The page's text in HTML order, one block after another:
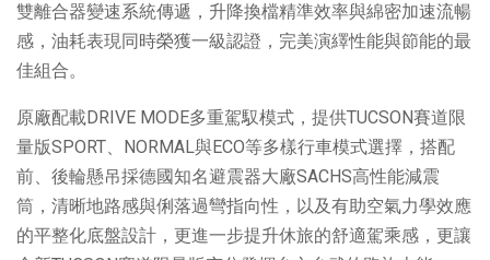
雙離合器變速系統傳遞，升降換檔精準效率與綿密加速流暢
感，油耗表現同時榮獲一級認證，完美演繹性能與節能的最
佳組合。
原廠配載DRIVE MODE多重駕馭模式，提供TUCSON賽道限
量版SPORT、NORMAL與ECO等多樣行車模式選擇，搭配
前、後輪懸吊採德國知名避震器大廠SACHS高性能減震
筒，清晰地路感與俐落過彎指向性，以及有助空氣力學效應
的平整化底盤設計，更進一步提升休旅的舒適駕乘感，更讓